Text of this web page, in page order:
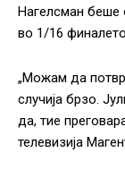
Нагелсман беше
во 1/16
„Можам да
случија брзо.
да, тие
телевизија